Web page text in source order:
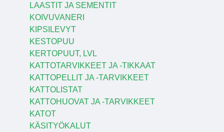
LAASTIT JA SEMENTIT
KOIVUVANERI
KIPSILEVYT
KESTOPUU
KERTOPUUT, LVL
KATTOTARVIKKEET JA -TIKKAAT
KATTOPELLIT JA -TARVIKKEET
KATTOLISTAT
KATTOHUOVAT JA -TARVIKKEET
KATOT
KÄSITYÖKALUT